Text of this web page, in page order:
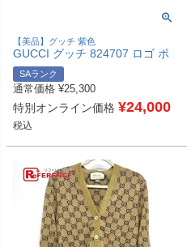
【美品】グッチ 紫色
GUCCI グッチ 824707 ロゴ ポ
ーチ GG サングラスケース ポ
ーチ ユニセックス パープル
【中古】
SAランク
通常価格 ¥25,300
特別オンライン価格 ¥24,000
税込